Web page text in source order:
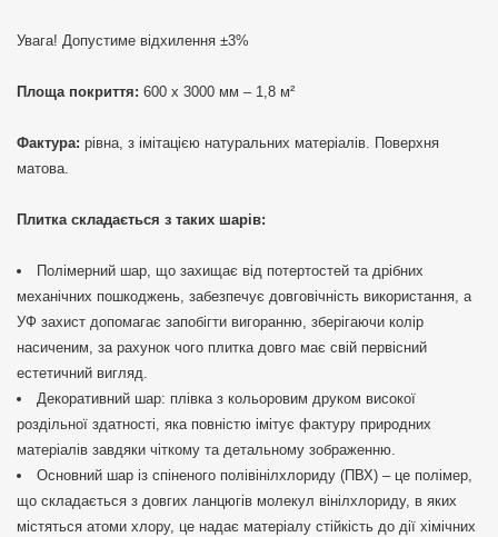
Увага! Допустиме відхилення ±3%
Площа покриття: 600 х 3000 мм – 1,8 м²
Фактура: рівна, з імітацією натуральних матеріалів. Поверхня
матова.
Плитка складається з таких шарів:
Полімерний шар, що захищає від потертостей та дрібних
механічних пошкоджень, забезпечує довговічність використання, а
УФ захист допомагає запобігти вигоранню, зберігаючи колір
насиченим, за рахунок чого плитка довго має свій первісний
естетичний вигляд.
Декоративний шар: плівка з кольоровим друком високої
роздільної здатності, яка повністю імітує фактуру природних
матеріалів завдяки чіткому та детальному зображенню.
Основний шар із спіненого полівінілхлориду (ПВХ) – це полімер,
що складається з довгих ланцюгів молекул вінілхлориду, в яких
містяться атоми хлору, це надає матеріалу стійкість до дії хімічних